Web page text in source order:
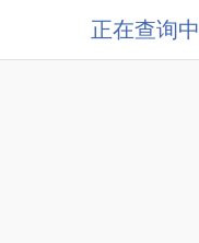
正在查询中